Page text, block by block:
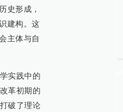
史形成，
建构。这
主体与自
实践中的
革初期的
破了理论